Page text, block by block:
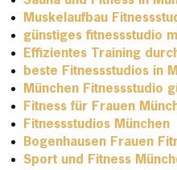
Muskelaufbau
günstiges fitnessstudio
Effizientes Training
beste Fitnessstudios in
München Fitnessstudio
Fitness für Frauen
Fitnessstudios München
Bogenhausen Frauen
Sport und Fitness